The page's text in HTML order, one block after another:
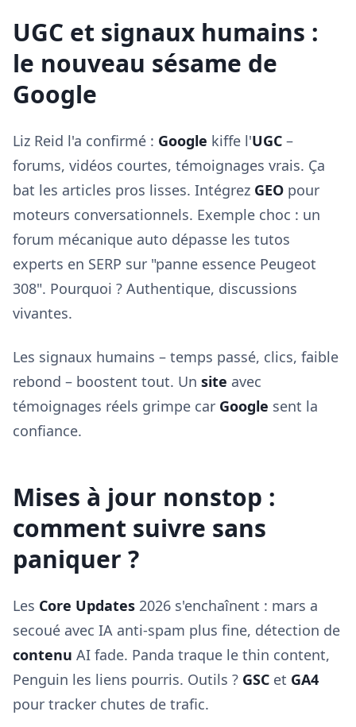
UGC et signaux humains :
le nouveau sésame de
Google
Liz Reid l'a confirmé : Google kiffe l'UGC –
forums, vidéos courtes, témoignages vrais. Ça
bat les articles pros lisses. Intégrez GEO pour
moteurs conversationnels. Exemple choc : un
forum mécanique auto dépasse les tutos
experts en SERP sur "panne essence Peugeot
308". Pourquoi ? Authentique, discussions
vivantes.
Les signaux humains – temps passé, clics, faible
rebond – boostent tout. Un site avec
témoignages réels grimpe car Google sent la
confiance.
Mises à jour nonstop :
comment suivre sans
paniquer ?
Les Core Updates 2026 s'enchaînent : mars a
secoué avec IA anti-spam plus fine, détection de
contenu AI fade. Panda traque le thin content,
Penguin les liens pourris. Outils ? GSC et GA4
pour tracker chutes de trafic.